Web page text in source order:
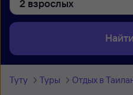
Туту Туры Отдых в